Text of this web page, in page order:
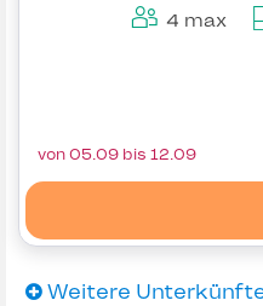
4 max
von 05.09 bis 12.09
Weitere